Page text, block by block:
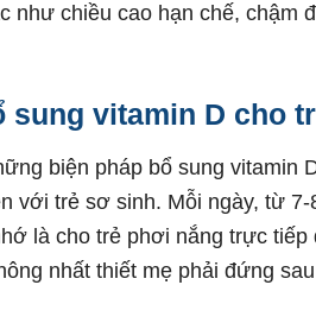
như chiều cao hạn chế, chậm
sung vitamin D cho
biện pháp bổ sung vitamin
với trẻ sơ sinh. Mỗi ngày, từ
là cho trẻ phơi nắng trực
nhất thiết mẹ phải đứng